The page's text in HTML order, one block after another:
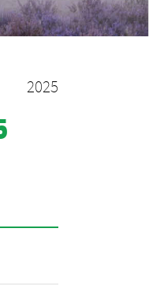
2025